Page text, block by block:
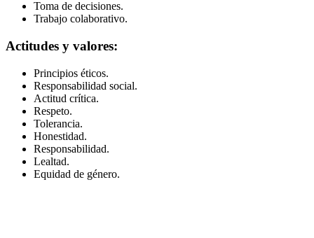
Toma de decisiones.
Trabajo colaborativo.
Actitudes y valores:
Principios éticos.
Responsabilidad social.
Actitud crítica.
Respeto.
Tolerancia.
Honestidad.
Responsabilidad.
Lealtad.
Equidad de género.